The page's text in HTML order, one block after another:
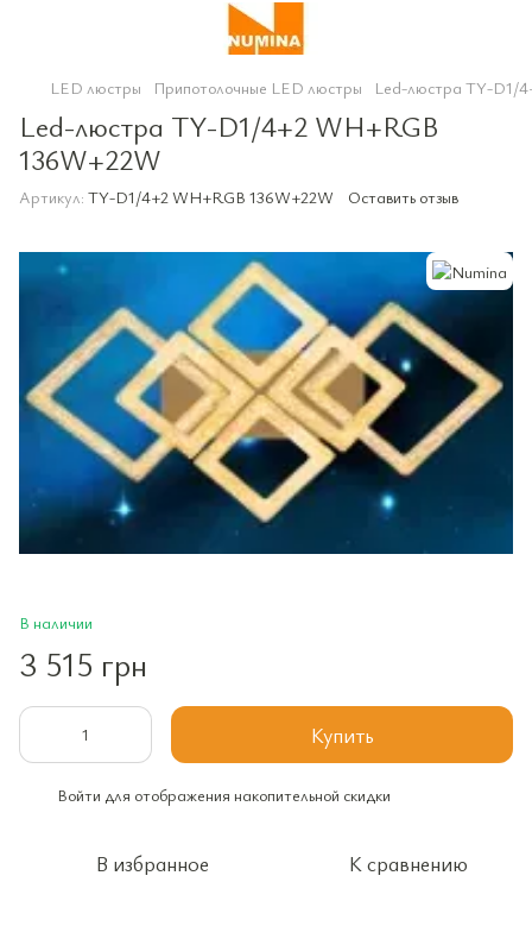
LED люстры Припотолочные LED люстры Led-люстра TY-D1/
Led-люстра TY-D1/4+2 WH+RGB
136W+22W
Артикул: TY-D1/4+2 WH+RGB 136W+22W Оставить отзыв
В наличии
3 515 грн
Купить
Войти для отображения накопительной скидки
В избранное К сравнению